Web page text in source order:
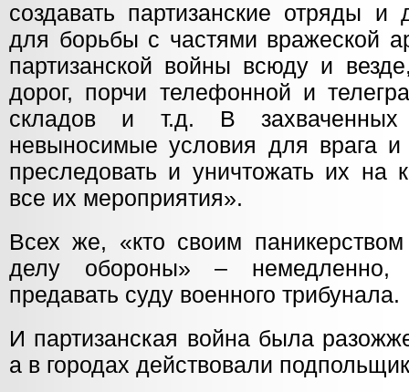
создавать партизанские отряды и
для борьбы с частями вражеской
партизанской войны всюду и
дорог, порчи телефонной и
складов и т.д. В захваченных
невыносимые условия для врага и
преследовать и уничтожать их на
все их мероприятия».
Всех же, «кто своим
делу обороны» – немедленно,
предавать суду военного трибунала.
И партизанская война была
а в городах действовали